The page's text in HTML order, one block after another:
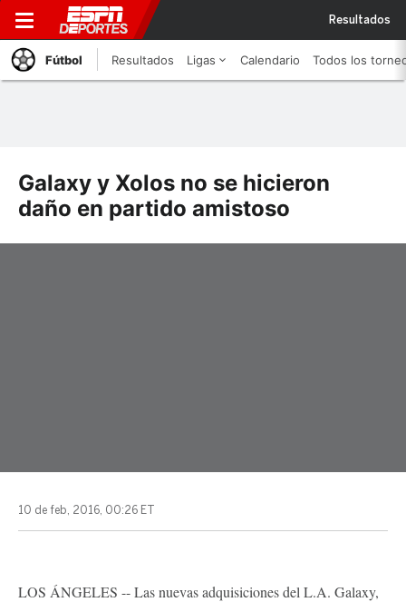
Resultados
Fútbol Resultados Ligas Calendario Todos los
Galaxy y Xolos no se hicieron
daño en partido amistoso
10 de feb, 2016, 00:26 ET
LOS ÁNGELES -- Las nuevas adquisiciones del L.A. Galaxy,